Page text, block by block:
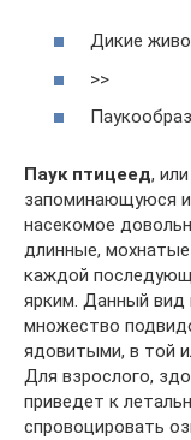
Дикие
>>
Паук птицеед,
запоминающуюся
насекомое
длинные,
каждой
ярким. Данный вид
множество
ядовитыми, в той
Для взрослого,
приведет к
спровоцировать